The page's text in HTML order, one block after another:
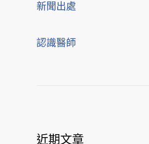
新聞出處
認識醫師
近期文章